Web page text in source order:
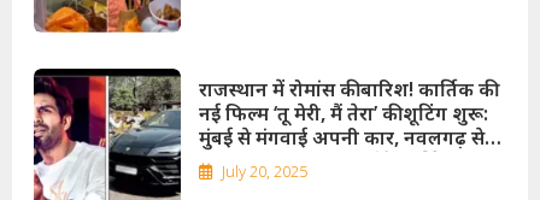
राजस्थान में रोमांस की बारिश! कार्तिक की
नई फिल्म ‘तू मेरी, मैं तेरा’ की शूटिंग शुरू:
मुंबई से मंगवाई अपनी कार, नवलगढ़ से
जयपुर खुद ड्राइव कर पहुँचे कार्तिक
आर्यन!
July 20, 2025